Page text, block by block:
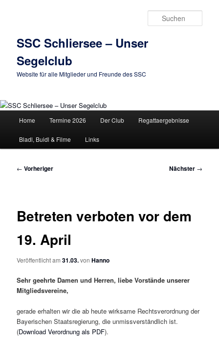
SSC Schliersee – Unser
Segelclub
Website für alle Mitglieder und Freunde des SSC
Home Termine 2026 Der Club Regattaergebnisse
Bladl, Buidl & Filme Links
Beitragsnavigation
← Vorheriger Nächster →
Betreten verboten vor dem
19. April
Veröffentlicht am31.03.vonHanno
Sehr geehrte Damen und Herren, liebe Vorstände unserer
Mitgliedsvereine,
gerade erhalten wir die ab heute wirksame Rechtsverordnung der
Bayerischen Staatsregierung, die unmissverständlich ist.
(Download Verordnung als PDF).